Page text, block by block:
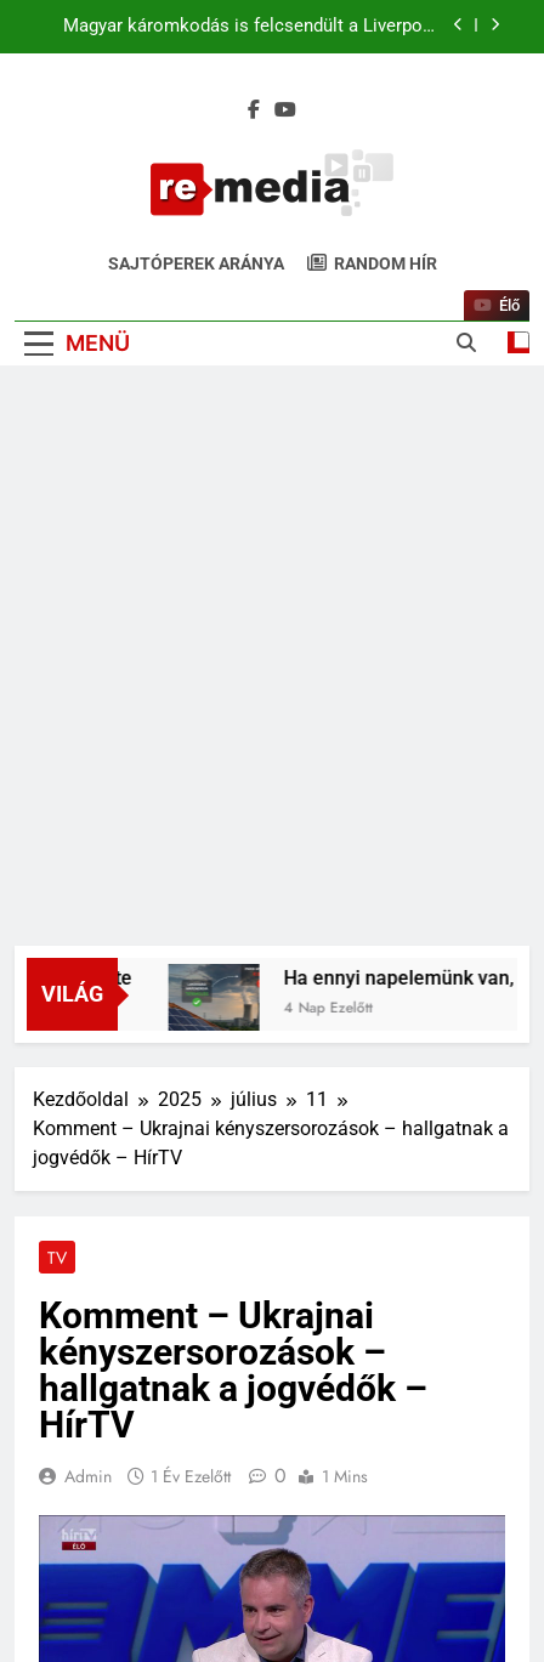
Magyar káromkodás is felcsendült a Liverpool
Kerkez a kezdőben. Match4 TV élőben 22:00-tól
Budapesten a királyi gárda
Magyar káromkodás is felcsendült a Liverpool
chicagói edzésén? A szurkolók kiszúrták a vicces
ReMedia.hu
Gyógyír Az Egyoldalúságra
SAJTÓPEREK ARÁNYA RANDOM HÍR
MENÜ
Élő
VILÁG
lendülete Ha ennyi napelemünk van, miért
4 Nap Ezelőtt
Kezdőoldal 2025 július
11
Komment – Ukrajnai kényszersorozások – hallgatnak a
jogvédők – HírTV
TV
Komment – Ukrajnai
kényszersorozások –
hallgatnak a jogvédők –
HírTV
Admin 1 Év Ezelőtt 0 1 Mins